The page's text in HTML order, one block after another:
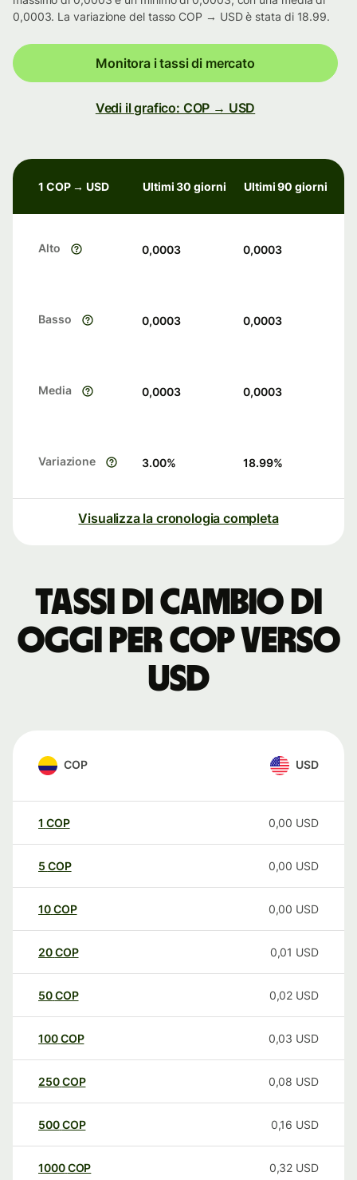
0,0003. La variazione del tasso COP → USD è stata di 18.99.
Monitora i tassi di mercato
Vedi il grafico: COP → USD
1 COP → USD Ultimi 30 giorni Ultimi 90 giorni
Alto 0,0003 0,0003
Basso 0,0003 0,0003
Media 0,0003 0,0003
Variazione 3.00% 18.99%
Visualizza la cronologia completa
Tassi di cambio di
oggi per COP verso
USD
COP USD
1 COP 0,00 USD
5 COP 0,00 USD
10COP 0,00 USD
20COP 0,01 USD
50COP 0,02 USD
100COP 0,03 USD
250COP 0,08 USD
500COP 0,16 USD
1000COP 0,32 USD